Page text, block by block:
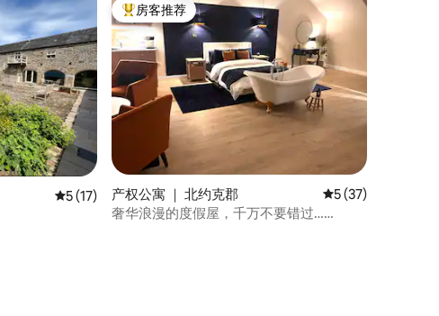
平均评分 5 分（满分 5 分），共 17 条评价
5 (17)
热门「房客推荐」
房客推荐
产权公寓 ｜ 北约克郡 平均评分 5 分（满
5 (37)
奢华浪漫的度假屋，千万不要错过……